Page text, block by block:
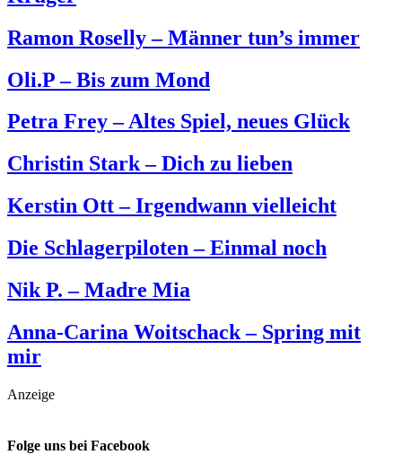
Ramon Roselly – Männer tun’s immer
Oli.P – Bis zum Mond
Petra Frey – Altes Spiel, neues Glück
Christin Stark – Dich zu lieben
Kerstin Ott – Irgendwann vielleicht
Die Schlagerpiloten – Einmal noch
Nik P. – Madre Mia
Anna-Carina Woitschack – Spring mit
mir
Anzeige
Folge uns bei Facebook